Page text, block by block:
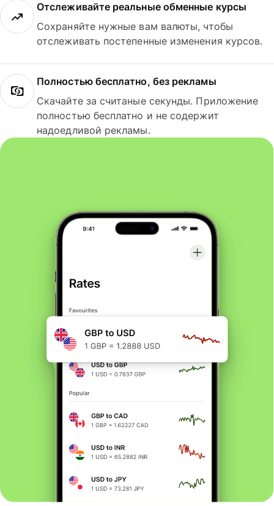
Отслеживайте реальные обменные курсы
Сохраняйте нужные вам валюты, чтобы
отслеживать постепенные изменения курсов.
Полностью бесплатно, без рекламы
Скачайте за считаные секунды. Приложение
полностью бесплатно и не содержит
надоедливой рекламы.